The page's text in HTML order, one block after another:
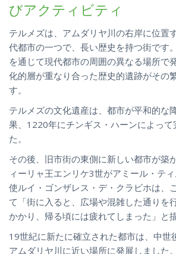
びアクティビティ
テルメズは、アムダリヤ川の右岸に位置
代都市の一つで、長い歴史を持つ街です
を通じて現代都市の周囲の異なる場所で
化的層が重なり合った歴史的遺跡がその
す。
テルメズの文化遺産は、都市が平和的な
果、1220年にチンギス・ハーンによって
た。
その後、旧市街の東側に新しい都市が築
ィーリャ王エンリケ3世がアミール・テ
使ルイ・ゴンザレス・デ・クラビホは、
て「街に入ると、広場や混雑した通りを
かかり、帰る頃には疲れてしまった」と
19世紀に新たに確立された都市は、中世
アムダリヤ川に近い場所に発展しました